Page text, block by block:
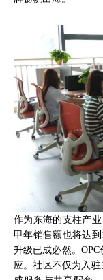
作为东海的支柱产
甲年销售额也将达
升级已成必然。
应。社区不仅为入